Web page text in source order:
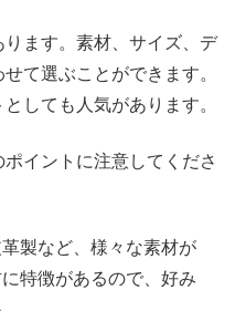
ます。素材、サイズ、デ
て選ぶことができます。
しても人気があります。
イントに注意してくださ
製など、様々な素材が
特徴があるので、好み